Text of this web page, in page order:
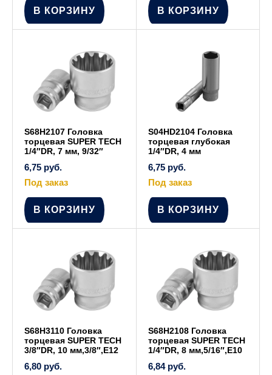
В КОРЗИНУ В КОРЗИНУ
S68H2107 Головка
торцевая SUPER TECH
1/4″DR, 7 мм, 9/32″
6,75 руб.
Под заказ
В КОРЗИНУ
S04HD2104 Головка
торцевая глубокая
1/4″DR, 4 мм
6,75 руб.
Под заказ
В КОРЗИНУ
S68H3110 Головка
торцевая SUPER TECH
3/8″DR, 10 мм,3/8″,E12
6,80 руб.
S68H2108 Головка
торцевая SUPER TECH
1/4″DR, 8 мм,5/16″,E10
6,84 руб.